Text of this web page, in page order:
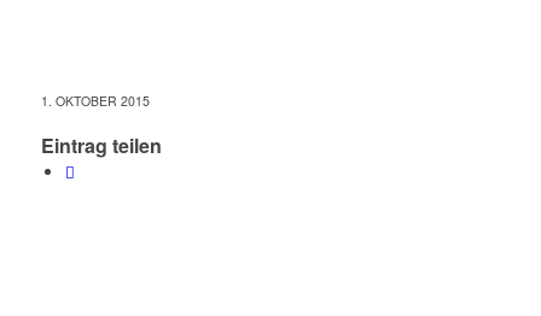
1. OKTOBER 2015
Eintrag teilen